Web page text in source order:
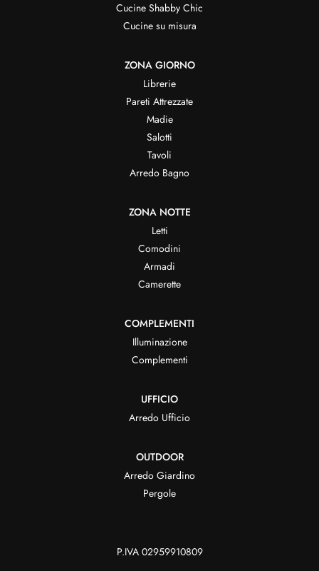
Cucine Shabby Chic
Cucine su misura
ZONA GIORNO
Librerie
Pareti Attrezzate
Madie
Salotti
Tavoli
Arredo Bagno
ZONA NOTTE
Letti
Comodini
Armadi
Camerette
COMPLEMENTI
Illuminazione
Complementi
UFFICIO
Arredo Ufficio
OUTDOOR
Arredo Giardino
Pergole
P.IVA 02959910809